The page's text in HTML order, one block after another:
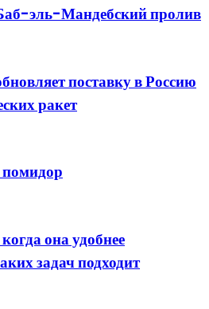
эль-Мандебский пролив
поставку в Россию
ракет
она удобнее
задач подходит